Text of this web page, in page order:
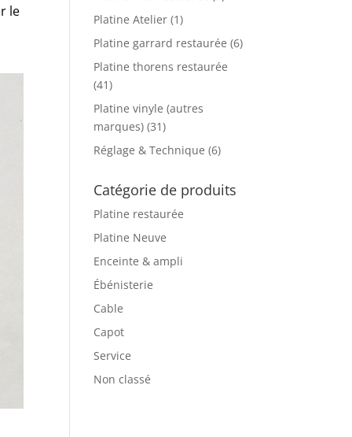
le
Platine Atelier (1)
Platine garrard restaurée (6)
Platine thorens restaurée
(41)
Platine vinyle (autres
marques) (31)
Réglage & Technique (6)
Catégorie de produits
Platine restaurée
Platine Neuve
Enceinte & ampli
Ébénisterie
Cable
Capot
Service
Non classé